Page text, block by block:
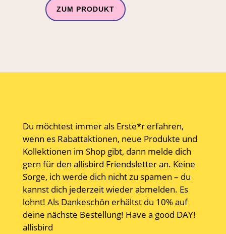
ZUM PRODUKT
Du möchtest immer als Erste*r erfahren,
wenn es Rabattaktionen, neue Produkte und
Kollektionen im Shop gibt, dann melde dich
gern für den allisbird Friendsletter an. Keine
Sorge, ich werde dich nicht zu spamen – du
kannst dich jederzeit wieder abmelden. Es
lohnt! Als Dankeschön erhältst du 10% auf
deine nächste Bestellung! Have a good DAY!
allisbird